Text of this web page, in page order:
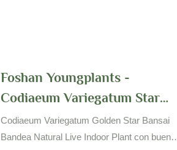
Foshan Youngplants -
Codiaeum Variegatum Star
Golden Bonsai Bandeo Natural
Vive Indoor Plant Woody &
Codiaeum Variegatum Golden Star Bansai
Bandea Natural Live Indoor Plant con buen